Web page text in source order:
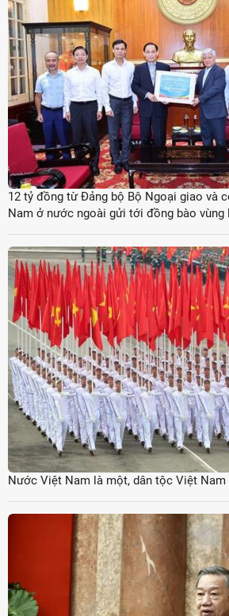
12 tỷ đồng từ Đảng bộ Bộ Ngoại giao và
Nam ở nước ngoài gửi tới đồng bào vùng
Nước Việt Nam là một, dân tộc Việt